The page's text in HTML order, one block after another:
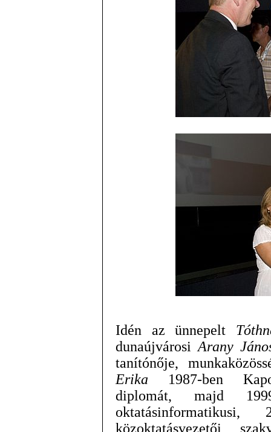
Idén az ünnepelt
dunaújvárosi Arany
tanítónője,
Erika 1987-ben
diplomát, majd
oktatásinformatikusi,
közoktatásvezetői